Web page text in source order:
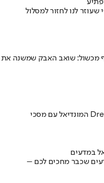
לנו לחזור למסלול
מכשול: שואב האבק שמשנה את
במדעים
שכבר מחכים לכם –